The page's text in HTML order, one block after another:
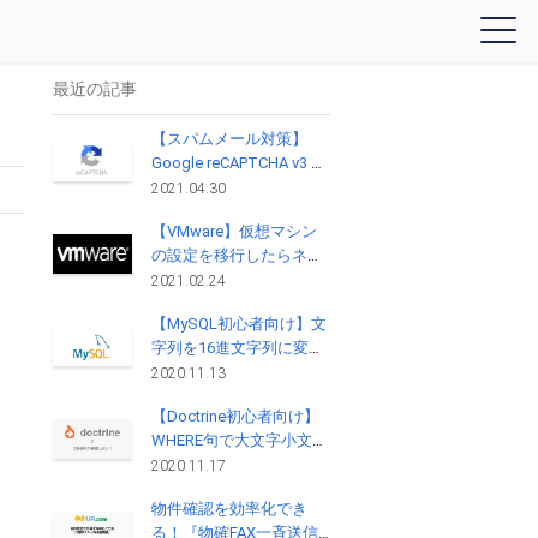
最近の記事
【スパムメール対策】
Google reCAPTCHA v3 実
装
2021.04.30
【VMware】仮想マシン
の設定を移行したらネッ
トワークに接続できない
2021.02.24
【MySQL初心者向け】文
字列を16進文字列に変換
する方法と元の文字列に
UNHEX）
2020.11.13
【Doctrine初心者向け】
WHERE句で大文字小文字
を区別して検索をする方
2020.11.17
物件確認を効率化でき
る！『物確FAX一斉送信